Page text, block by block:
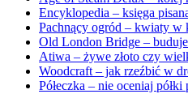
Encyklopedia – księga
Pachnący ogród – kwiaty w
Old London Bridge –
Atiwa – żywe złoto czy
Woodcraft – jak rzeźbić w
Półeczka – nie oceniaj